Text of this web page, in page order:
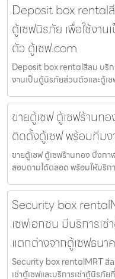
Deposit box rentalสี
ตู้เซฟนิรภัย เพื่อใช้งา
ตัว ตู้เซฟ.com
Deposit box rentalสีลม บริก
งานเป็นตู้นิรภัยส่วนตัวและตู้เ
ขายตู้เซฟ ตู้เซฟร้านท
ติดตั้งตู้เซฟ พร้อมทีม
ขายตู้เซฟ ตู้เซฟร้านทอง บึงก
สอบถามได้ตลอด พร้อมให้บริก
Security box
เซฟเอกชน มีบริการเ
แตกต่างจากตู้เซฟธนา
Security box rentalMRT สี
เช่าตู้เซฟและบริการเช่าตู้นิรภั